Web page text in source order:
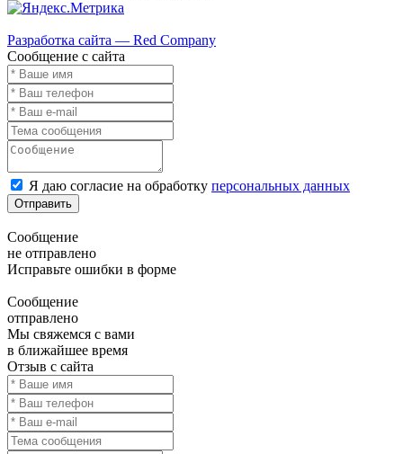
Разработка сайта — Red Company
Сообщение с сайта
Я даю согласие на обработку персональных данных
Отправить
Сообщение
не отправлено
Исправьте ошибки в форме
Сообщение
отправлено
Мы свяжемся с вами
в ближайшее время
Отзыв с сайта